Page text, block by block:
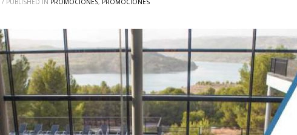
/ PUBLISHED IN PROMOCIONES, PROMOCIONES